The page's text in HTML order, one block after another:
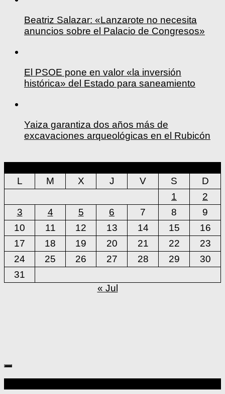
Beatriz Salazar: «Lanzarote no necesita
anuncios sobre el Palacio de Congresos»
El PSOE pone en valor «la inversión
histórica» del Estado para saneamiento
Yaiza garantiza dos años más de
excavaciones arqueológicas en el Rubicón
L
M X J V S
D
1
2
3
4 5 6 7 8
9
10
11 12 13 14 15
16
17
18 19 20 21 22
23
24
25 26 27 28 29
30
31
« Jul